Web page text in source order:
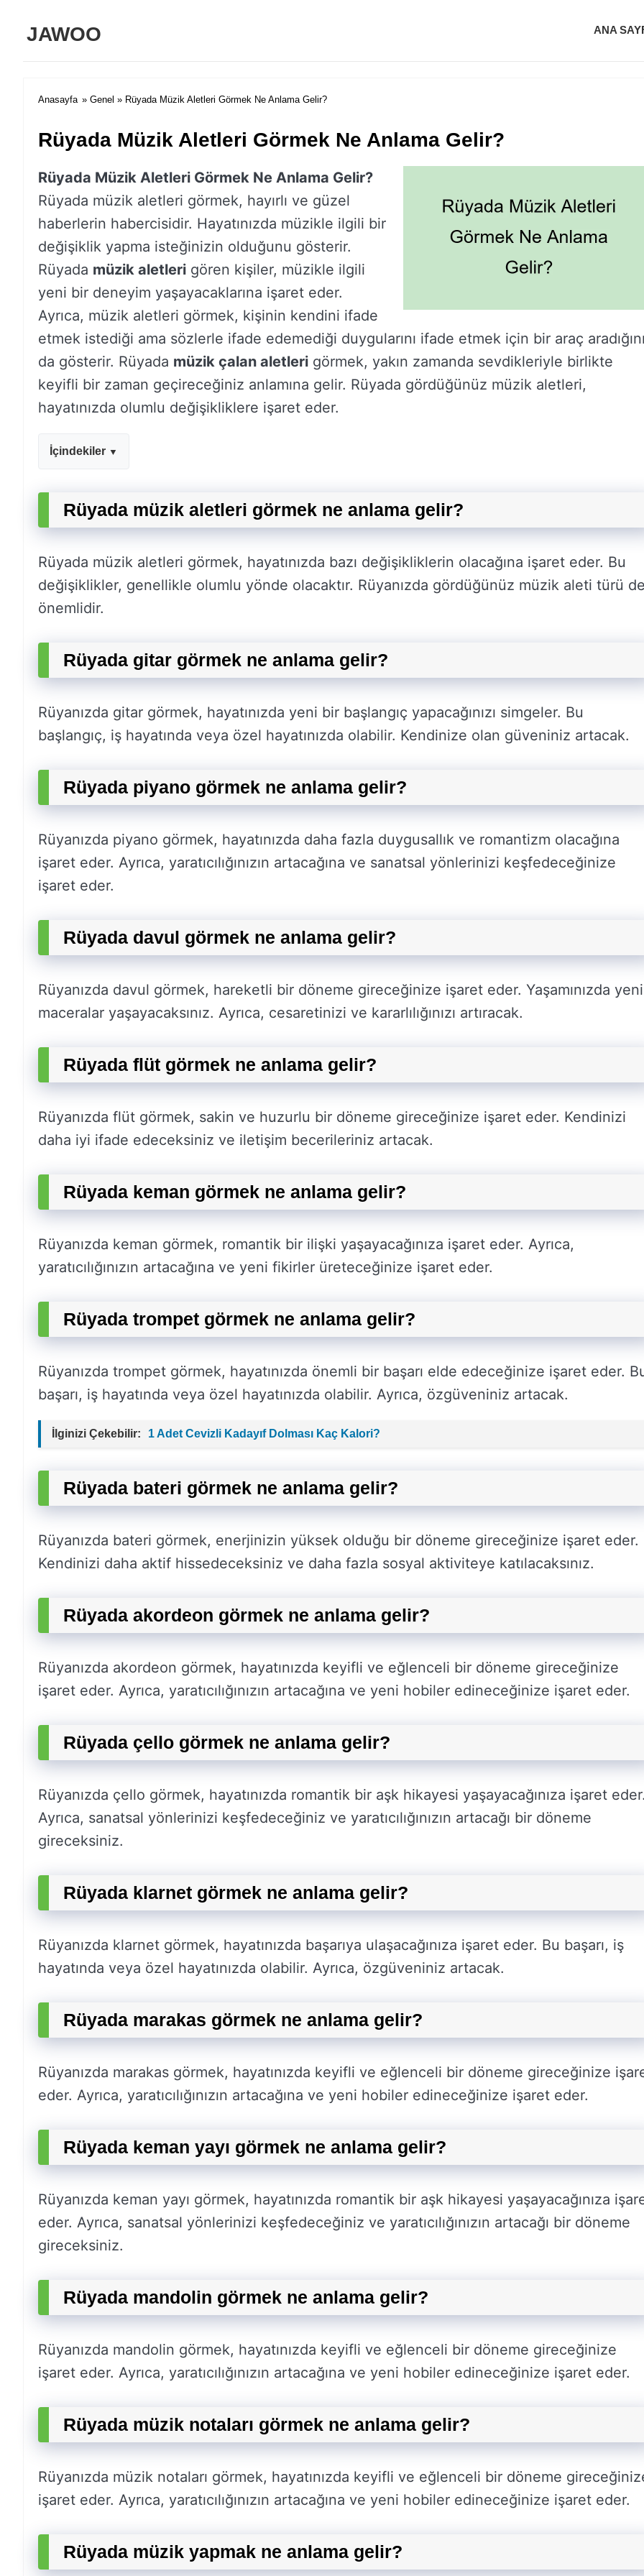
JAWOO ANA
Anasayfa » Genel » Rüyada Müzik Aletleri Görmek Ne Anlama Gelir?
Rüyada Müzik Aletleri Görmek Ne Anlama Gelir?
Rüyada Müzik Aletleri Görmek Ne Anlama Gelir?
Rüyada müzik aletleri görmek, hayırlı ve güzel
haberlerin habercisidir. Hayatınızda müzikle ilgili bir
değişiklik yapma isteğinizin olduğunu gösterir.
Rüyada müzik aletleri gören kişiler, müzikle ilgili
yeni bir deneyim yaşayacaklarına işaret eder.
Ayrıca, müzik aletleri görmek, kişinin kendini ifade
etmek istediği ama sözlerle ifade edemediği duygularını ifade etmek için bir araç
da gösterir. Rüyada müzik çalan aletleri görmek, yakın zamanda sevdikleriyle birlikte
keyifli bir zaman geçireceğiniz anlamına gelir. Rüyada gördüğünüz müzik aletleri,
hayatınızda olumlu değişikliklere işaret eder.
İçindekiler
Rüyada müzik aletleri görmek ne anlama gelir?
Rüyada müzik aletleri görmek, hayatınızda bazı değişikliklerin olacağına işaret eder. Bu
değişiklikler, genellikle olumlu yönde olacaktır. Rüyanızda gördüğünüz müzik aleti türü
önemlidir.
Rüyada gitar görmek ne anlama gelir?
Rüyanızda gitar görmek, hayatınızda yeni bir başlangıç yapacağınızı simgeler. Bu
başlangıç, iş hayatında veya özel hayatınızda olabilir. Kendinize olan güveniniz artacak.
Rüyada piyano görmek ne anlama gelir?
Rüyanızda piyano görmek, hayatınızda daha fazla duygusallık ve romantizm olacağına
işaret eder. Ayrıca, yaratıcılığınızın artacağına ve sanatsal yönlerinizi keşfedeceğinize
işaret eder.
Rüyada davul görmek ne anlama gelir?
Rüyanızda davul görmek, hareketli bir döneme gireceğinize işaret eder. Yaşamınızda yeni
maceralar yaşayacaksınız. Ayrıca, cesaretinizi ve kararlılığınızı artıracak.
Rüyada flüt görmek ne anlama gelir?
Rüyanızda flüt görmek, sakin ve huzurlu bir döneme gireceğinize işaret eder. Kendinizi
daha iyi ifade edeceksiniz ve iletişim becerileriniz artacak.
Rüyada keman görmek ne anlama gelir?
Rüyanızda keman görmek, romantik bir ilişki yaşayacağınıza işaret eder. Ayrıca,
yaratıcılığınızın artacağına ve yeni fikirler üreteceğinize işaret eder.
Rüyada trompet görmek ne anlama gelir?
Rüyanızda trompet görmek, hayatınızda önemli bir başarı elde edeceğinize işaret eder.
başarı, iş hayatında veya özel hayatınızda olabilir. Ayrıca, özgüveniniz artacak.
İlginizi Çekebilir: 1 Adet Cevizli Kadayıf Dolması Kaç Kalori?
Rüyada bateri görmek ne anlama gelir?
Rüyanızda bateri görmek, enerjinizin yüksek olduğu bir döneme gireceğinize işaret eder.
Kendinizi daha aktif hissedeceksiniz ve daha fazla sosyal aktiviteye katılacaksınız.
Rüyada akordeon görmek ne anlama gelir?
Rüyanızda akordeon görmek, hayatınızda keyifli ve eğlenceli bir döneme gireceğinize
işaret eder. Ayrıca, yaratıcılığınızın artacağına ve yeni hobiler edineceğinize işaret eder.
Rüyada çello görmek ne anlama gelir?
Rüyanızda çello görmek, hayatınızda romantik bir aşk hikayesi yaşayacağınıza işaret
Ayrıca, sanatsal yönlerinizi keşfedeceğiniz ve yaratıcılığınızın artacağı bir döneme
gireceksiniz.
Rüyada klarnet görmek ne anlama gelir?
Rüyanızda klarnet görmek, hayatınızda başarıya ulaşacağınıza işaret eder. Bu başarı, iş
hayatında veya özel hayatınızda olabilir. Ayrıca, özgüveniniz artacak.
Rüyada marakas görmek ne anlama gelir?
Rüyanızda marakas görmek, hayatınızda keyifli ve eğlenceli bir döneme gireceğinize
eder. Ayrıca, yaratıcılığınızın artacağına ve yeni hobiler edineceğinize işaret eder.
Rüyada keman yayı görmek ne anlama gelir?
Rüyanızda keman yayı görmek, hayatınızda romantik bir aşk hikayesi yaşayacağınıza
eder. Ayrıca, sanatsal yönlerinizi keşfedeceğiniz ve yaratıcılığınızın artacağı bir döneme
gireceksiniz.
Rüyada mandolin görmek ne anlama gelir?
Rüyanızda mandolin görmek, hayatınızda keyifli ve eğlenceli bir döneme gireceğinize
işaret eder. Ayrıca, yaratıcılığınızın artacağına ve yeni hobiler edineceğinize işaret eder.
Rüyada müzik notaları görmek ne anlama gelir?
Rüyanızda müzik notaları görmek, hayatınızda keyifli ve eğlenceli bir döneme
işaret eder. Ayrıca, yaratıcılığınızın artacağına ve yeni hobiler edineceğinize işaret eder.
Rüyada müzik yapmak ne anlama gelir?